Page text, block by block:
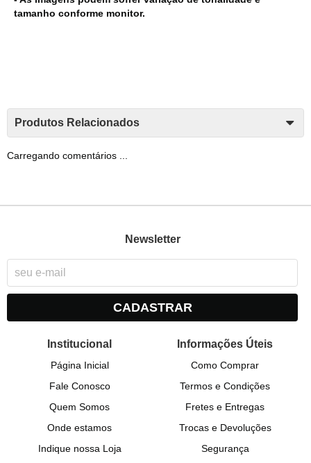
tamanho conforme monitor.
Produtos Relacionados
Carregando comentários ...
Newsletter
CADASTRAR
Institucional
Página Inicial
Fale Conosco
Quem Somos
Onde estamos
Indique nossa Loja
Informações Úteis
Como Comprar
Termos e Condições
Fretes e Entregas
Trocas e Devoluções
Segurança